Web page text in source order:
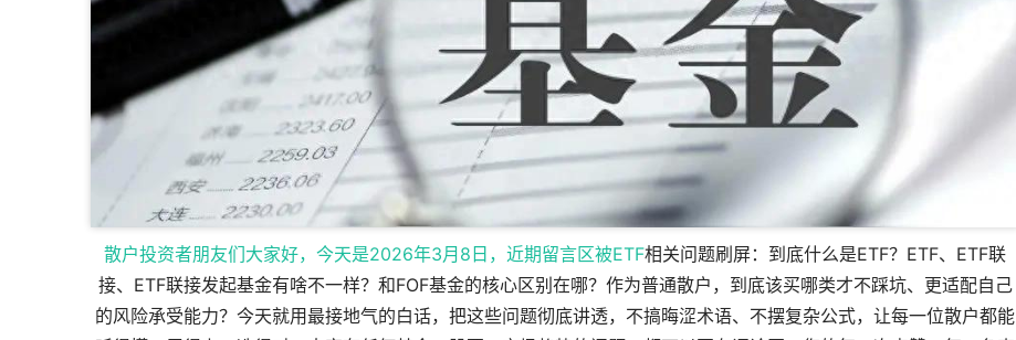
散户投资者朋友们大家好，今天是2026年3月8日，近期留言区被ETF相关问题刷屏：到底什么是ETF？ETF、ETF联
接、ETF联接发起基金有啥不一样？和FOF基金的核心区别在哪？作为普通散户，到底该买哪类才不踩坑、更适配自己
的风险承受能力？今天就用最接地气的白话，把这些问题彻底讲透，不搞晦涩术语、不摆复杂公式，让每一位散户都能